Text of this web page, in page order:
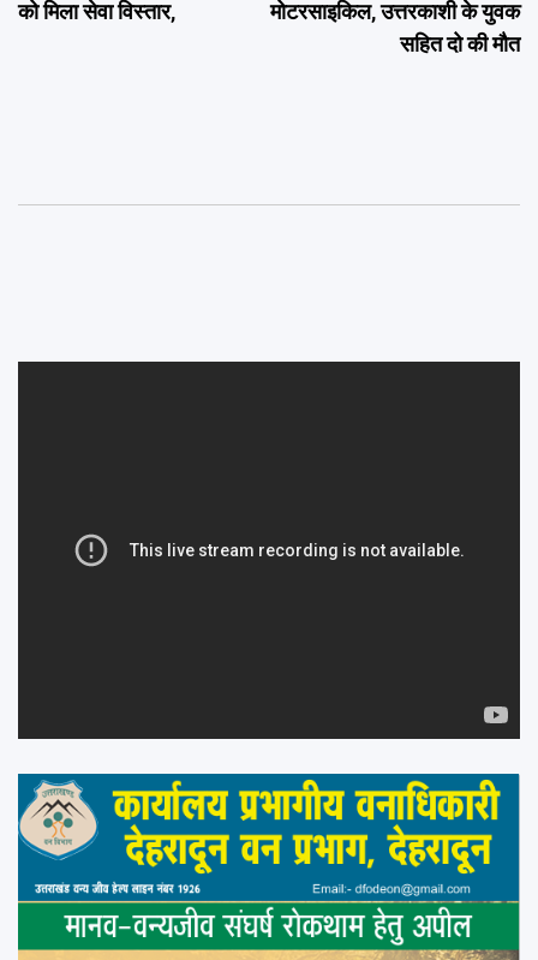
को मिला सेवा विस्तार,
मोटरसाइकिल, उत्तरकाशी के युवक
सहित दो की मौत